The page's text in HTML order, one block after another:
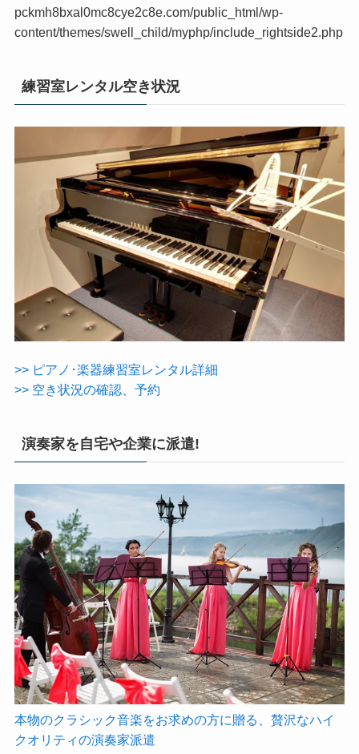
pckmh8bxal0mc8cye2c8e.com/public_html/wp-
content/themes/swell_child/myphp/include_rightside2.php
練習室レンタル空き状況
>> ピアノ･楽器練習室レンタル詳細
>> 空き状況の確認、予約
演奏家を自宅や企業に派遣!
本物のクラシック音楽をお求めの方に贈る、贅沢なハイ
クオリティの演奏家派遣